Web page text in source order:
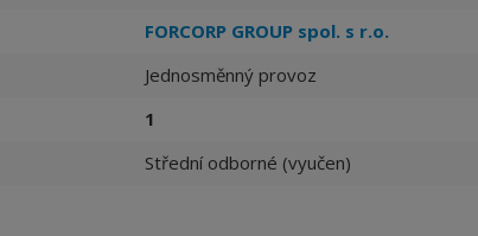
FORCORP GROUP spol. s r.o.
Jednosměnný provoz
1
Střední odborné (vyučen)